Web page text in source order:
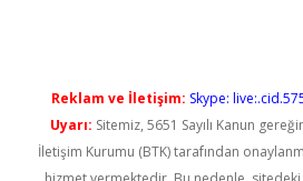
Reklam ve İletişim: Skype:
Uyarı: Sitemiz, 5651 Sayılı Kanun
İletişim Kurumu (BTK) tarafından